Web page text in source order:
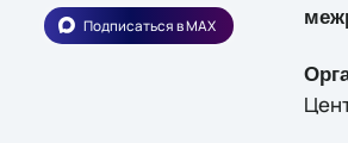
Подписаться в MAX